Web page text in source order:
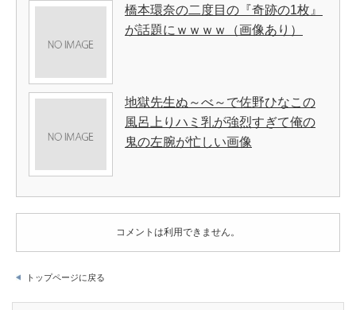
橋本環奈の二度目の『奇跡の1枚』
が話題にｗｗｗｗ（画像あり）
地獄先生ぬ～べ～で佐野ひなこの
風呂上りハミ乳が強烈すぎて俺の
鬼の左腕が忙しい画像
コメントは利用できません。
トップページに戻る